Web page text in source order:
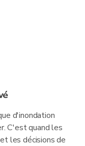
d'inondation
C'est quand les
les décisions de